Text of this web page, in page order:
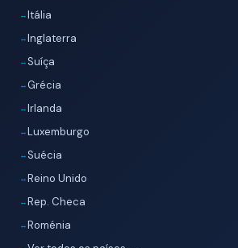
Itália
Inglaterra
Suíça
Grécia
Irlanda
Luxemburgo
Suécia
Reino Unido
Rep. Checa
Roménia